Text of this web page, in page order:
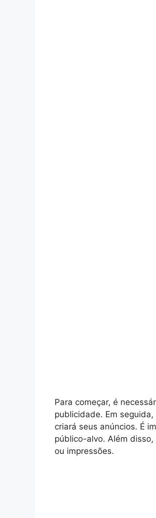
Para começar, é
publicidade. Em
criará seus anúncios. É
público-alvo. Além
ou impressões.